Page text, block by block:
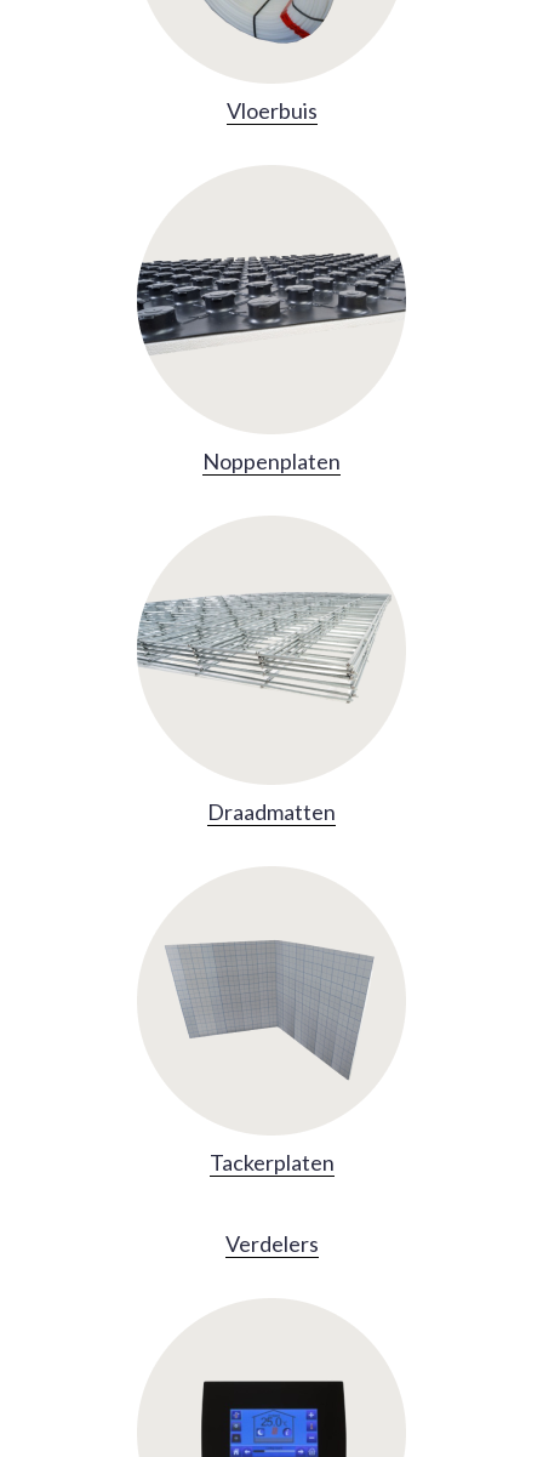
Vloerbuis
Noppenplaten
Draadmatten
Tackerplaten
Verdelers